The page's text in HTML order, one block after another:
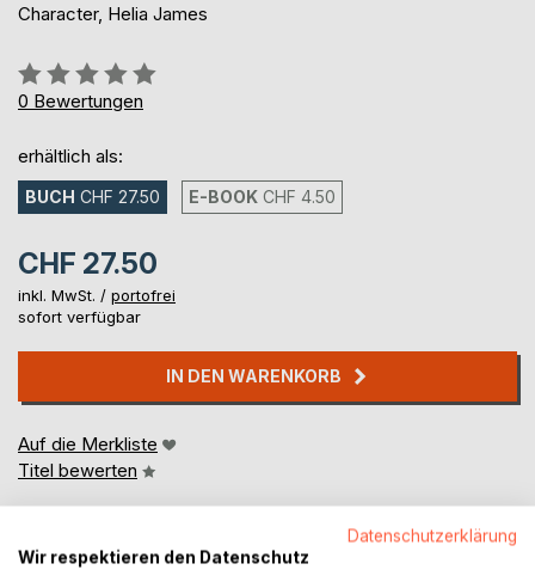
Character, Helia James
Bewertung::
0%
0 Bewertungen
erhältlich als:
BUCH CHF 27.50 E-BOOK CHF 4.50
CHF 27.50
inkl. MwSt. / portofrei
sofort verfügbar
IN DEN WARENKORB
Auf die Merkliste
Titel bewerten
Datenschutzerklärung
Wir respektieren den Datenschutz